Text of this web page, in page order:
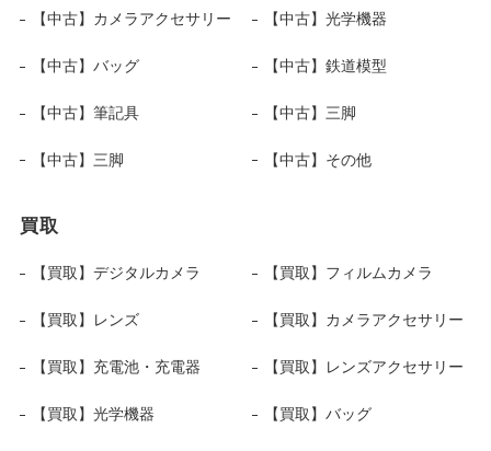
【中古】カメラアクセサリー 【中古】光学機器
【中古】バッグ 【中古】鉄道模型
【中古】筆記具 【中古】三脚
【中古】三脚 【中古】その他
買取
【買取】デジタルカメラ 【買取】フィルムカメラ
【買取】レンズ 【買取】カメラアクセサリー
【買取】充電池・充電器 【買取】レンズアクセサリー
【買取】光学機器 【買取】バッグ